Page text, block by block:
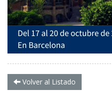
Volver al Listado